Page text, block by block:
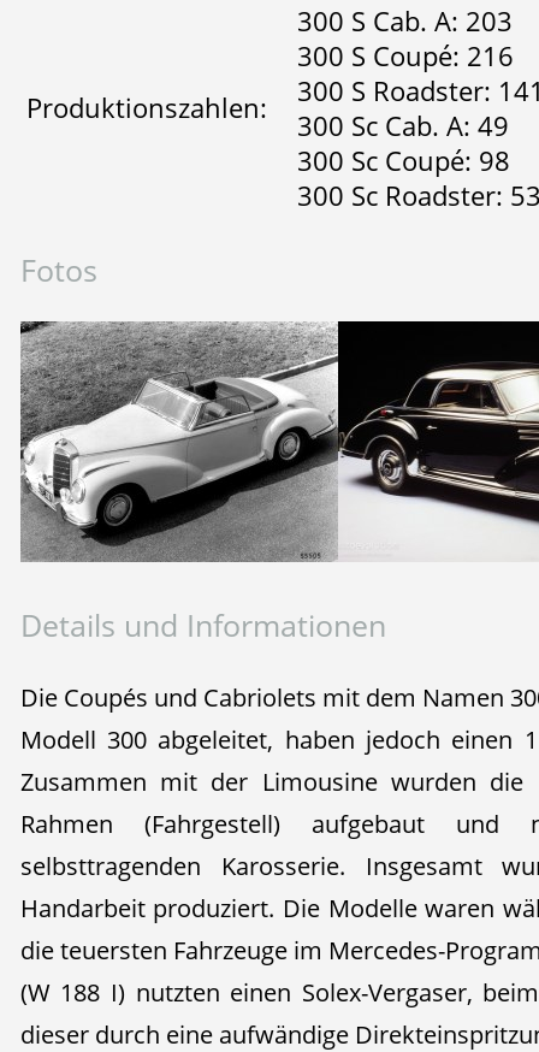
Produktionszahlen:
300 S Cab. A: 203
300 S Coupé: 216
300 S Roadster:
300 Sc Cab. A: 49
300 Sc Coupé: 98
300 Sc Roadster:
Fotos
Details und Informationen
Die Coupés und Cabriolets mit dem Namen
Modell 300 abgeleitet, haben jedoch einen
Zusammen mit der Limousine wurden
Rahmen (Fahrgestell) aufgebaut
selbsttragenden Karosserie. Insgesamt
Handarbeit produziert. Die Modelle waren
die teuersten Fahrzeuge im Mercedes-
(W 188 I) nutzten einen Solex-Vergaser,
dieser durch eine aufwändige